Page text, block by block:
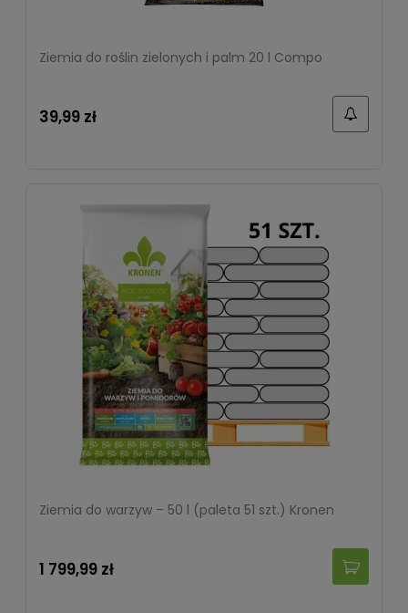
Ziemia do roślin zielonych i palm 20 l Compo
39,99 zł
Ziemia do warzyw – 50 l (paleta 51 szt.) Kronen
1 799,99 zł